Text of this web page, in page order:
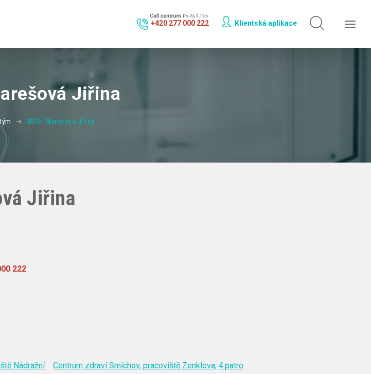
+420 277 000 222 Klientská aplikace
Hledat jen v
Hledat jen vodbornostech
Jiřina
MUDr. Marešová Jiřina
Jiřina
222
Nádražní
Centrum zdraví Smíchov, pracoviště Zenklova, 4.patro